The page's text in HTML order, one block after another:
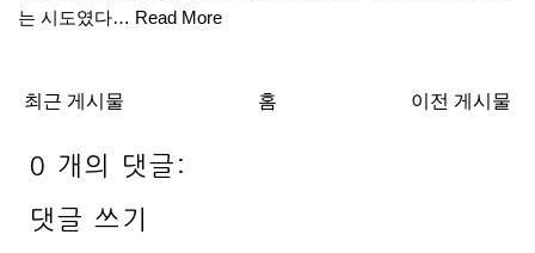
는 시도였다… Read More
최근 게시물 이전 게시물
홈
0 개의 댓글:
댓글 쓰기